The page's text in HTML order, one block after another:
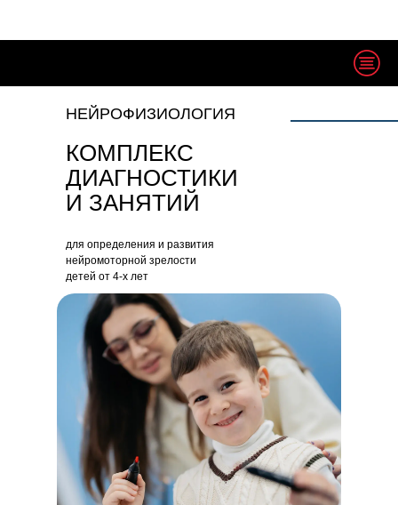
КОМПЛЕКС
ДИАГНОСТИКИ
И ЗАНЯТИЙ
НЕЙРОФИЗИОЛОГИЯ
для определения и развития
нейромоторной зрелости
детей от 4-х лет